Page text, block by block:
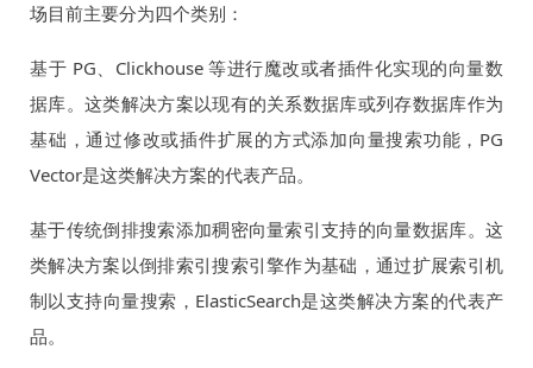
场目前主要分为四个类别：
基于 PG、Clickhouse 等进行魔改或者插件化实现的向量数
据库。这类解决方案以现有的关系数据库或列存数据库作为
基础，通过修改或插件扩展的方式添加向量搜索功能，PG
Vector是这类解决方案的代表产品。
基于传统倒排搜索添加稠密向量索引支持的向量数据库。这
类解决方案以倒排索引搜索引擎作为基础，通过扩展索引机
制以支持向量搜索，ElasticSearch是这类解决方案的代表产
品。